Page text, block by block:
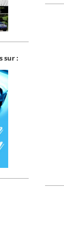
sur :